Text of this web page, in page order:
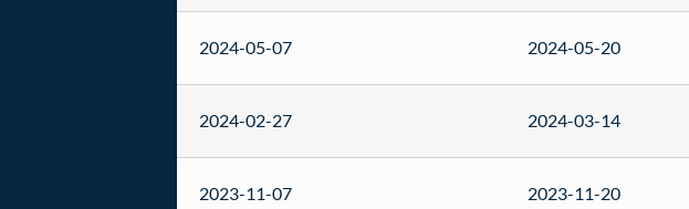
2024-05-07 2024-05-20
2024-02-27 2024-03-14
2023-11-07 2023-11-20